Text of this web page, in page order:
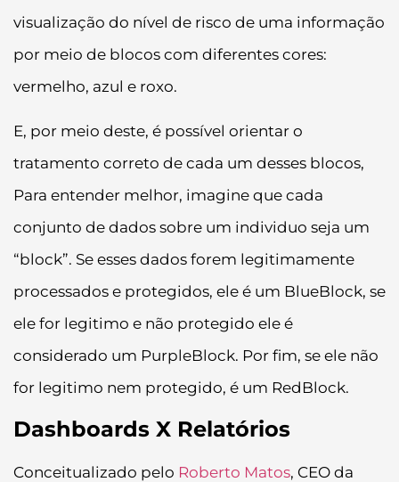
visualização do nível de risco de uma informação
por meio de blocos com diferentes cores:
vermelho, azul e roxo.
E, por meio deste, é possível orientar o
tratamento correto de cada um desses blocos,
Para entender melhor, imagine que cada
conjunto de dados sobre um individuo seja um
“block”. Se esses dados forem legitimamente
processados e protegidos, ele é um BlueBlock, se
ele for legitimo e não protegido ele é
considerado um PurpleBlock. Por fim, se ele não
for legitimo nem protegido, é um RedBlock.
Dashboards X Relatórios
Conceitualizado pelo Roberto Matos, CEO da